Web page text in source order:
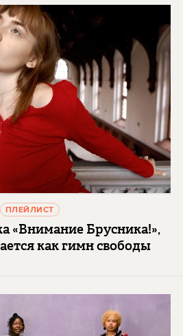
ПЛЕЙЛИСТ
«Внимание Брусника!»,
как гимн свободы